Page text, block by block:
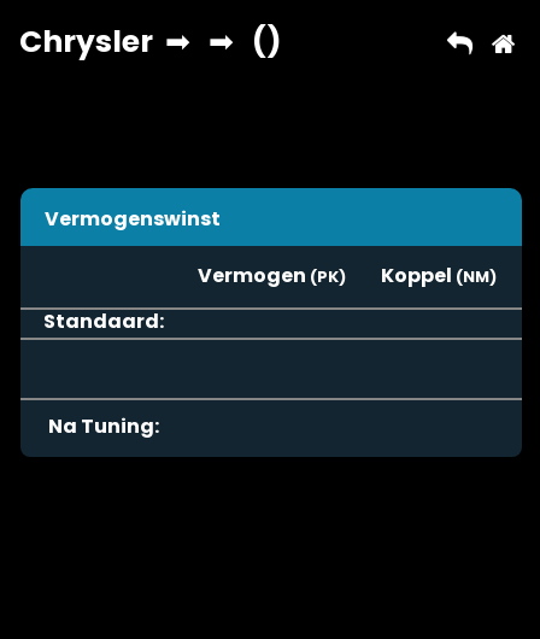
Vermogenswinst
Vermogen
Koppel
Standaard:
Na Tuning: